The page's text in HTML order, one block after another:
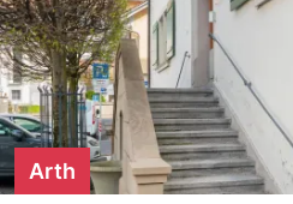
Arth